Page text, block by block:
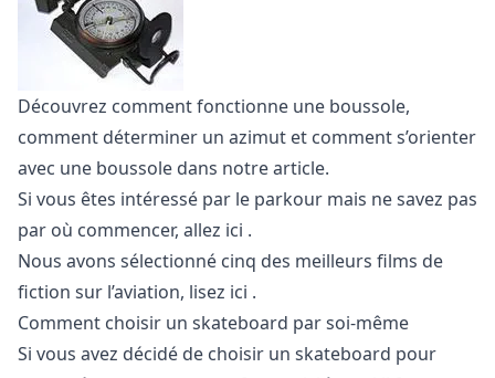
Découvrez comment fonctionne une boussole,
comment déterminer un azimut et comments’orienter
avec une boussole dans notre article.
Si vous êtes intéressé par le parkour mais ne savez pas
par où commencer, allez ici .
Nous avons sélectionné cinq des meilleurs films de
fiction sur l’aviation, lisez ici .
Comment choisir un skateboard par soi-même
Si vous avez décidé de choisir un skateboard pour